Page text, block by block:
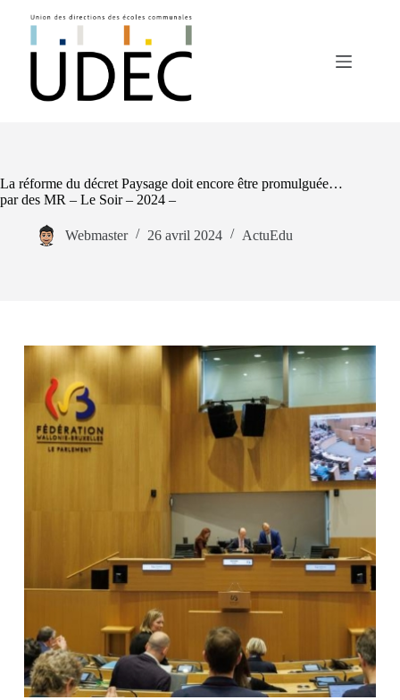
La réforme du décret Paysage doit encore être promulguée…
par des MR – Le Soir – 2024 –
Webmaster 26 avril 2024 ActuEdu